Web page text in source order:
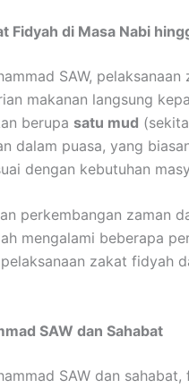
Fidyah di Masa Nabi
SAW,
makanan langsung
berupa satu mud
dalam puasa, yang
dengan kebutuhan
perkembangan zaman
mengalami beberapa
zakat fidyah
SAW dan Sahabat
SAW dan